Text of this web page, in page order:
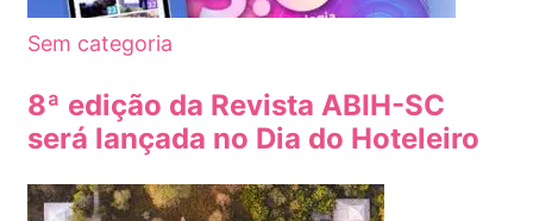
Sem categoria
8ª edição da Revista ABIH-SC
será lançada no Dia do Hoteleiro